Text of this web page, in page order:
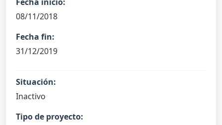
08/11/2018
Fecha fin:
31/12/2019
Situación:
Inactivo
Tipo de proyecto: